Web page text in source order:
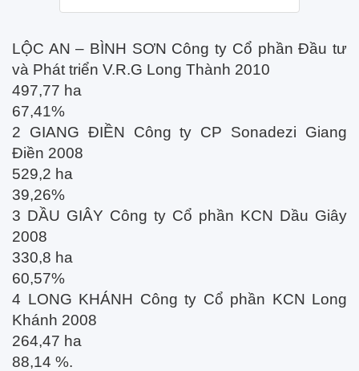
LỘC AN – BÌNH SƠN Công ty Cổ phần Đầu tư
và Phát triển V.R.G Long Thành 2010
497,77 ha
67,41%
2 GIANG ĐIỀN Công ty CP Sonadezi Giang
Điền 2008
529,2 ha
39,26%
3 DẦU GIÂY Công ty Cổ phần KCN Dầu Giây
2008
330,8 ha
60,57%
4 LONG KHÁNH Công ty Cổ phần KCN Long
Khánh 2008
264,47 ha
88,14 %.